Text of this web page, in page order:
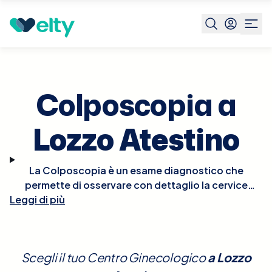
Prenota visita Lozzo Atestino
Colposcopia a
Lozzo Atestino
La Colposcopia è un esame diagnostico che
permette di osservare con dettaglio la cervice
uterina, utilizzando uno strumento chiamato
preparazione particolare prima della visita, sebbene
Leggi di più
Scegli il tuo Centro GinecologicoaLozzo